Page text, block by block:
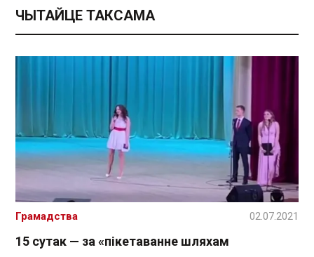
ЧЫТАЙЦЕ ТАКСАМА
15 сутак — за «пікетаванне шляхам
Грамадства 02.07.2021